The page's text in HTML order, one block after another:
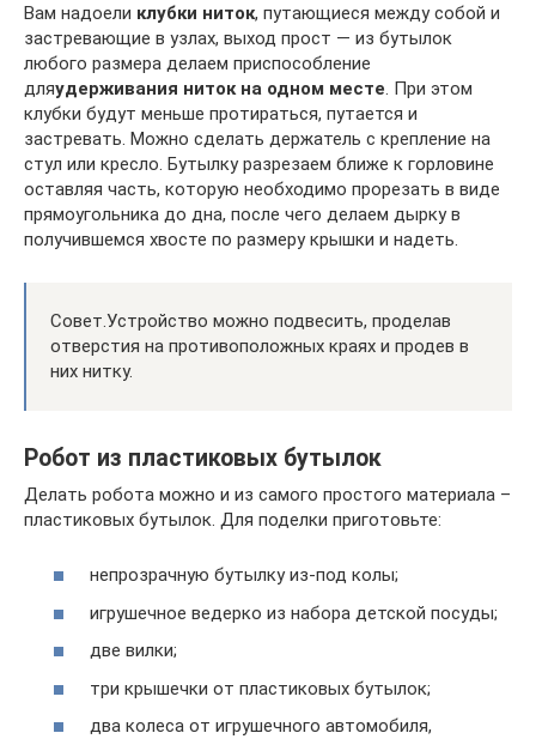
Вам надоели клубки ниток, путающиеся между собой и
застревающие в узлах, выход прост — из бутылок
любого размера делаем приспособление
дляудерживания ниток на одном месте. При этом
клубки будут меньше протираться, путается и
застревать. Можно сделать держатель с крепление на
стул или кресло. Бутылку разрезаем ближе к горловине
оставляя часть, которую необходимо прорезать в виде
прямоугольника до дна, после чего делаем дырку в
получившемся хвосте по размеру крышки и надеть.
Совет.Устройство можно подвесить, проделав
отверстия на противоположных краях и продев в
них нитку.
Робот из пластиковых бутылок
Делать робота можно и из самого простого материала –
пластиковых бутылок. Для поделки приготовьте:
непрозрачную бутылку из-под колы;
игрушечное ведерко из набора детской посуды;
две вилки;
три крышечки от пластиковых бутылок;
два колеса от игрушечного автомобиля,